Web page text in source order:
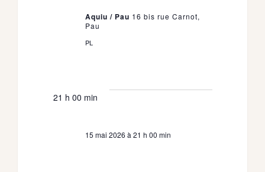
Aquiu / Pau 16 bis rue Carnot,
Pau
PL
21 h 00 min
15 mai 2026 à 21 h 00 min